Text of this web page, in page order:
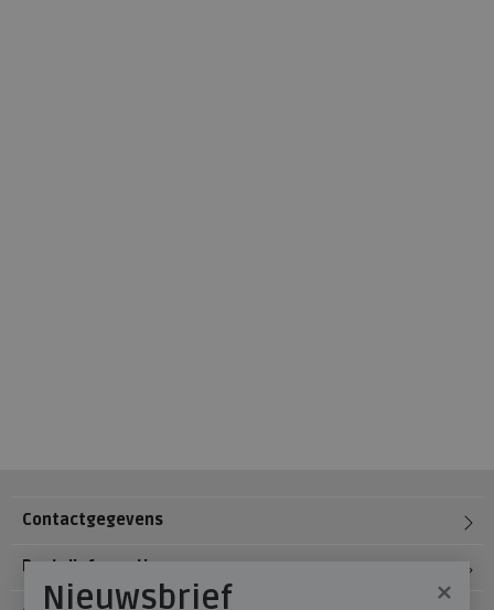
Contactgegevens
Bestelinformatie
×
Nieuwsbrief